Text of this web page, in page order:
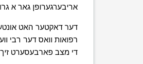
אריבערגערופן גאר א
דער דאקטער האט
רפואות וואס דער רבי
די מצב פארבעסערט